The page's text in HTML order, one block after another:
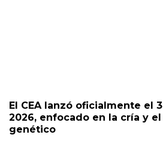
El CEA lanzó oficialmente el
2026, enfocado en la cría y
genético